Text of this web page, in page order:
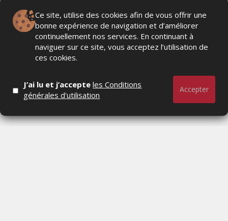
BAB MOULAY DRISS S’ENGAGE AUX CÔTÉS
DE L’OPÉRATION MARHABA 2026 POUR
ACCUEILLIR LES MAROCAINS DU MONDE
Ce site, utilise des cookies afin de vous offrir une
bonne expérience de navigation et d’améliorer
continuellement nos services. En continuant à
naviguer sur ce site, vous acceptez l’utilisation de
ces cookies.
J’ai lu et j’accepteles Conditions
générales d'utilisation
Accepter